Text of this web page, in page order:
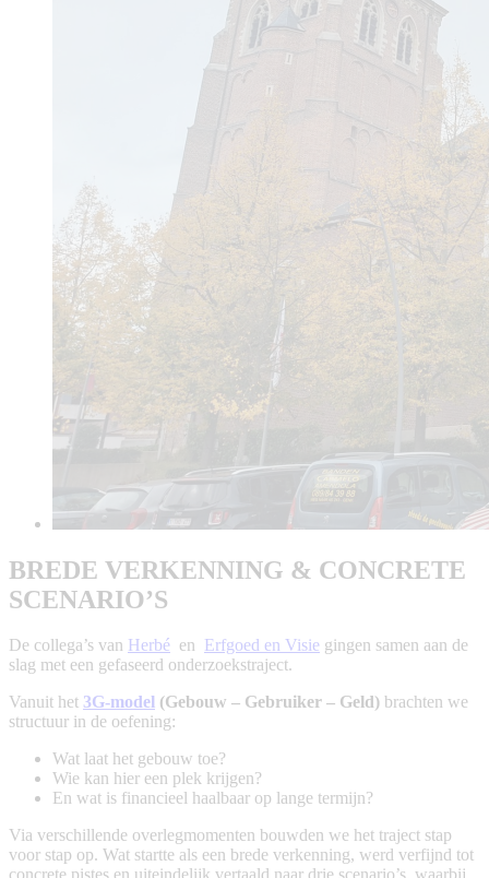
BREDE VERKENNING & CONCRETE
SCENARIO’S
De collega’s van Herbé en Erfgoed en Visie gingen samen aan de
slag met een gefaseerd onderzoekstraject.
Vanuit het 3G-model (Gebouw – Gebruiker – Geld) brachten we
structuur in de oefening:
Wat laat het gebouw toe?
Wie kan hier een plek krijgen?
En wat is financieel haalbaar op lange termijn?
Via verschillende overlegmomenten bouwden we het traject stap
voor stap op. Wat startte als een brede verkenning, werd verfijnd tot